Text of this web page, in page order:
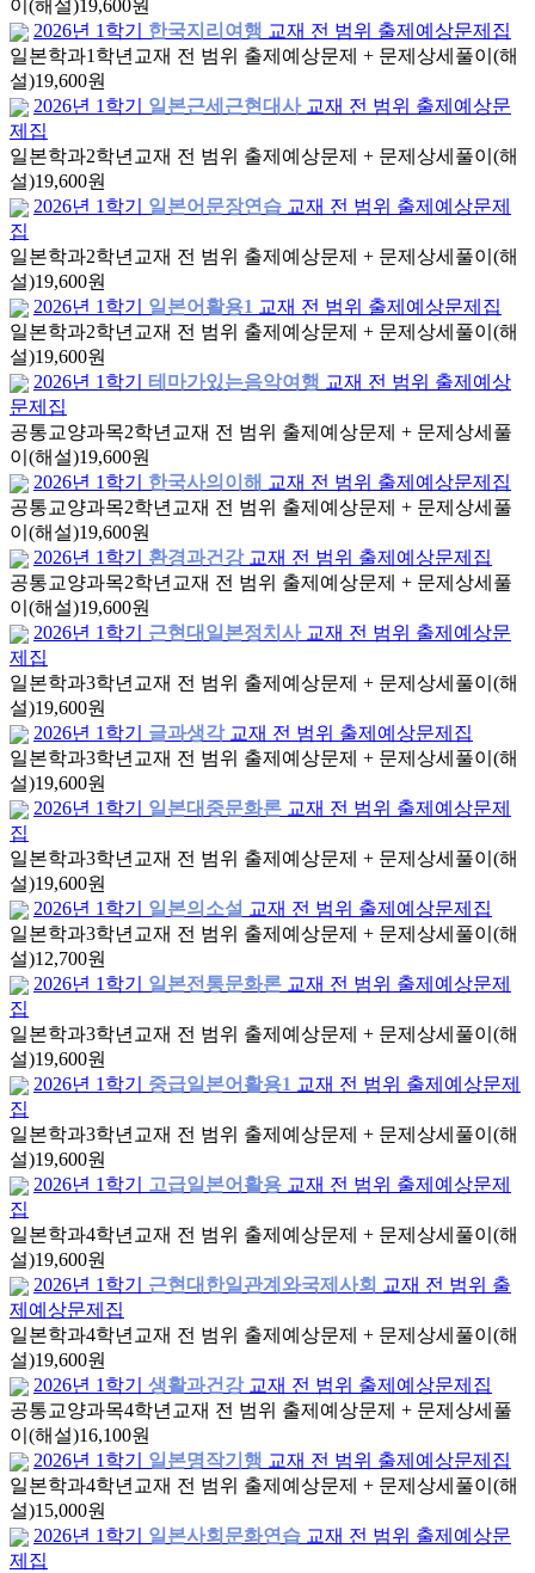
이(해설)19,600원
2026년 1학기
한국지리여행 교재 전 범위 출제예상문제집
일본학과1학년 교재 전 범위 출제예상문제 + 문제상세풀이(해
설)19,600원
2026년 1학기
일본근세근현대사 교재 전 범위 출제예상문
제집
일본학과2학년 교재 전 범위 출제예상문제 + 문제상세풀이(해
설)19,600원
2026년 1학기
일본어문장연습 교재 전 범위 출제예상문제
집
일본학과2학년 교재 전 범위 출제예상문제 + 문제상세풀이(해
설)19,600원
2026년 1학기
일본어활용1 교재 전 범위 출제예상문제집
일본학과2학년 교재 전 범위 출제예상문제 + 문제상세풀이(해
설)19,600원
2026년 1학기
테마가있는음악여행 교재 전 범위 출제예상
문제집
공통교양과목2학년 교재 전 범위 출제예상문제 + 문제상세풀
이(해설)19,600원
2026년 1학기
한국사의이해 교재 전 범위 출제예상문제집
공통교양과목2학년 교재 전 범위 출제예상문제 + 문제상세풀
이(해설)19,600원
2026년 1학기
환경과건강 교재 전 범위 출제예상문제집
공통교양과목2학년 교재 전 범위 출제예상문제 + 문제상세풀
이(해설)19,600원
2026년 1학기
근현대일본정치사 교재 전 범위 출제예상문
제집
일본학과3학년 교재 전 범위 출제예상문제 + 문제상세풀이(해
설)19,600원
2026년 1학기
글과생각 교재 전 범위 출제예상문제집
일본학과3학년 교재 전 범위 출제예상문제 + 문제상세풀이(해
설)19,600원
2026년 1학기
일본대중문화론 교재 전 범위 출제예상문제
집
일본학과3학년 교재 전 범위 출제예상문제 + 문제상세풀이(해
설)19,600원
2026년 1학기
일본의소설 교재 전 범위 출제예상문제집
일본학과3학년 교재 전 범위 출제예상문제 + 문제상세풀이(해
설)12,700원
2026년 1학기
일본전통문화론 교재 전 범위 출제예상문제
집
일본학과3학년 교재 전 범위 출제예상문제 + 문제상세풀이(해
설)19,600원
2026년 1학기
중급일본어활용1 교재 전 범위 출제예상문제
집
일본학과3학년 교재 전 범위 출제예상문제 + 문제상세풀이(해
설)19,600원
2026년 1학기
고급일본어활용 교재 전 범위 출제예상문제
집
일본학과4학년 교재 전 범위 출제예상문제 + 문제상세풀이(해
설)19,600원
2026년 1학기
근현대한일관계와국제사회 교재 전 범위 출
제예상문제집
일본학과4학년 교재 전 범위 출제예상문제 + 문제상세풀이(해
설)19,600원
2026년 1학기
생활과건강 교재 전 범위 출제예상문제집
공통교양과목4학년 교재 전 범위 출제예상문제 + 문제상세풀
이(해설)16,100원
2026년 1학기
일본명작기행 교재 전 범위 출제예상문제집
일본학과4학년 교재 전 범위 출제예상문제 + 문제상세풀이(해
설)15,000원
2026년 1학기
일본사회문화연습 교재 전 범위 출제예상문
제집